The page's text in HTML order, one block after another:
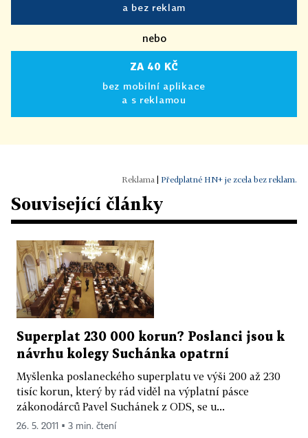
a bez reklam
nebo
ZA 40 KČ
bez mobilní aplikace
a s reklamou
Předplatné HN+ je zcela bez reklam.
Související články
Superplat 230 000 korun? Poslanci jsou k
návrhu kolegy Suchánka opatrní
Myšlenka poslaneckého superplatu ve výši 200 až 230
tisíc korun, který by rád viděl na výplatní pásce
zákonodárců Pavel Suchánek z ODS, se u...
26. 5. 2011 ▪ 3 min. čtení